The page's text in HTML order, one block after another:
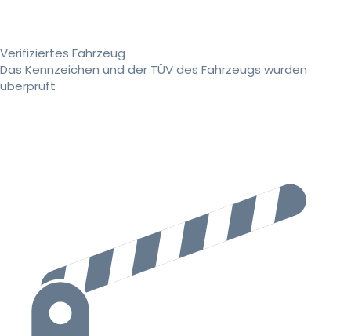
Verifiziertes Fahrzeug
Das Kennzeichen und der TÜV des Fahrzeugs wurden
überprüft